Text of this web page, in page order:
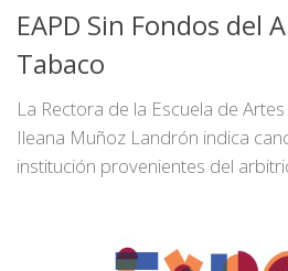
EAPD Sin Fondos del
Tabaco
La Rectora de la Escuela de
Ileana Muñoz Landrón indica
institución provenientes del